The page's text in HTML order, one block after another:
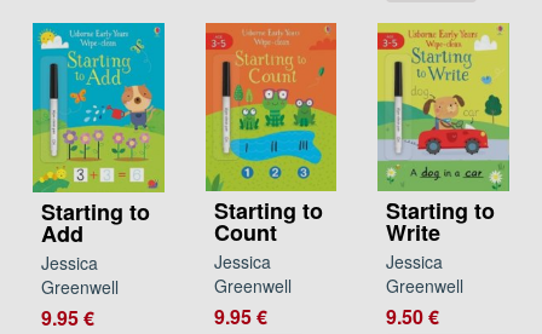
Starting to
Add
Jessica
Greenwell
9.95 €
Starting to
Count
Jessica
Greenwell
9.95 €
Starting to
Write
Jessica
Greenwell
9.50 €